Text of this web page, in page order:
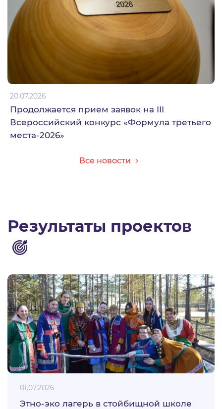
20.07.2026
Продолжается прием заявок на III
Всероссийский конкурс «Формула третьего
места-2026»
Все новости
Результаты проектов
01.07.2026
Этно-эко лагерь в стойбищной школе